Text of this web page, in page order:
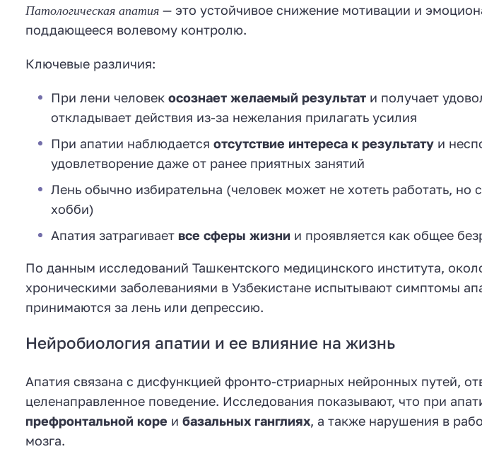
Патологическая апатия — это устойчивое снижение мотивации и
поддающееся волевому контролю.
Ключевые различия:
При лени человек осознает желаемый результат и получает
откладывает действия из-за нежелания прилагать усилия
При апатии наблюдается отсутствие интереса к результату и
удовлетворение даже от ранее приятных занятий
Лень обычно избирательна (человек может не хотеть работать, но
хобби)
Апатия затрагивает все сферы жизни и проявляется как общее
По данным исследований Ташкентского медицинского института,
хроническими заболеваниями в Узбекистане испытывают симптомы
принимаются за лень или депрессию.
Нейробиология апатии и ее влияние на жизнь
Апатия связана с дисфункцией фронто-стриарных нейронных путей,
целенаправленное поведение. Исследования показывают, что при
префронтальной коре и базальных ганглиях, а также нарушения в
мозга.